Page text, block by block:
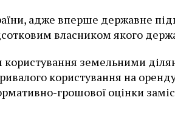
адже вперше державне
власником якого
земельними
користування на
грошової оцінки